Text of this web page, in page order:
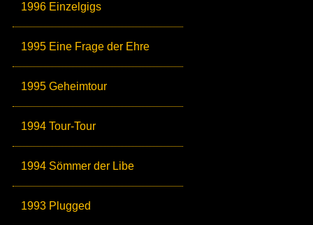
1996 Einzelgigs
1995 Eine Frage der Ehre
1995 Geheimtour
1994 Tour-Tour
1994 Sömmer der Libe
1993 Plugged